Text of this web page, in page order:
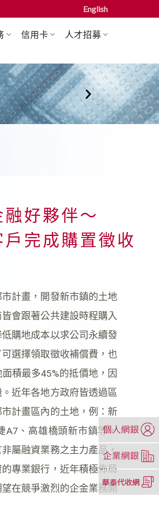
English
信用卡 人才招募
好夥伴～
完成購置徵收
計畫，開發新市鎮的土地
會跟著公共建設時程購入
購地成本以求公司永續發
選擇領取徵收補償費，也
積最多45%的抵價地，因
近年各地方政府皆透過區
計畫區內的土地，例：新
A7、高雄橋頭新市鎮等，
屬融資業務之主力產品，
專業銀行，近年積極佈局
在競爭激烈的企金業務開
開
新
視
窗）
（另
開
新
視
窗）
（另
開